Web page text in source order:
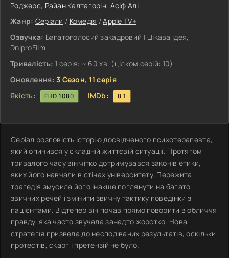
Роджерс, Райан Калтагорін, Асіф Алі
Жанр: Серіали / Комедія /Apple TV+
Озвучка: Багатоголосий закадровий | Цікава ідея,
DniproFilm
Тривалість: 1 серія: ~ 60 хв. (цілком серій: 10)
Оновлення: 3 Сезон, 11 серія
Якість:
FHD 1080 IMDb: 8.1
Серіал розповість історію досвідченого психотерапевта,
який опинився у складній життєвій ситуації. Протягом
тривалого часу він чітко дотримувався законів етики,
яких його навчали в стінах університету. Пережита
трагедія змусила його інакше поглянути на багато
звичних речей і змінити звичну тактику поведінки з
пацієнтами. Відтепер він почав прямо говорити в обличчя
правду, яка часто звучала занадто жорстко. Нова
стратегія призвела до несподіваних результатів, оскільки
протестів, скарг і претензій не було.